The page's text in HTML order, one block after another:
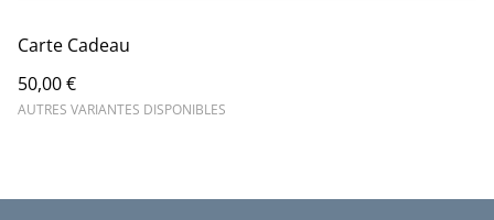
Carte Cadeau
50,00 €
AUTRES VARIANTES DISPONIBLES